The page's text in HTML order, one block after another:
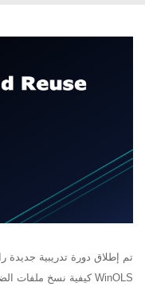
WinOLS كيفية نسخ ملفات الضبط وإعادة استخدامها.